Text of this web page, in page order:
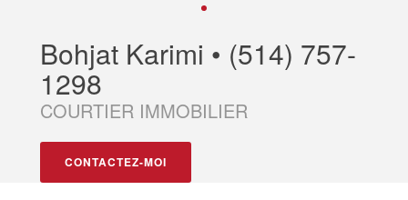
Bohjat Karimi • (514) 757-
1298
COURTIER IMMOBILIER
CONTACTEZ-MOI